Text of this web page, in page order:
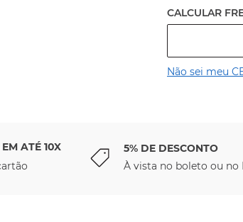
Não sei meu
ATÉ 10X
5% DE DESCONTO
À vista no boleto ou no